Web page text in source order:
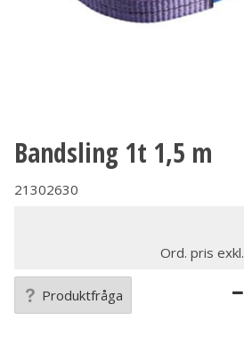
Bandsling 1t 1,5 m
21302630
Ord. pris exkl.
Produktfråga